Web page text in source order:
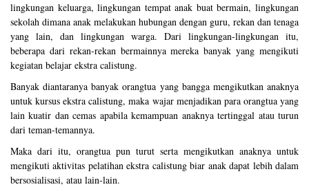
lingkungan keluarga, lingkungan tempat anak buat bermain, lingkungan
sekolah dimana anak melakukan hubungan dengan guru, rekan dan tenaga
yang lain, dan lingkungan warga. Dari lingkungan-lingkungan itu,
beberapa dari rekan-rekan bermainnya mereka banyak yang mengikuti
kegiatan belajar ekstra calistung.
Banyak diantaranya banyak orangtua yang bangga mengikutkan anaknya
untuk kursus ekstra calistung, maka wajar menjadikan para orangtua yang
lain kuatir dan cemas apabila kemampuan anaknya tertinggal atau turun
dari teman-temannya.
Maka dari itu, orangtua pun turut serta mengikutkan anaknya untuk
mengikuti aktivitas pelatihan ekstra calistung biar anak dapat lebih dalam
bersosialisasi, atau lain-lain.